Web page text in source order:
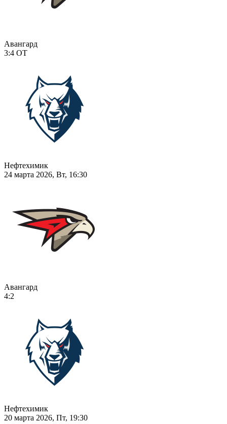
Авангард
3:4 ОТ
Нефтехимик
24 марта 2026, Вт, 16:30
Авангард
4:2
Нефтехимик
20 марта 2026, Пт, 19:30